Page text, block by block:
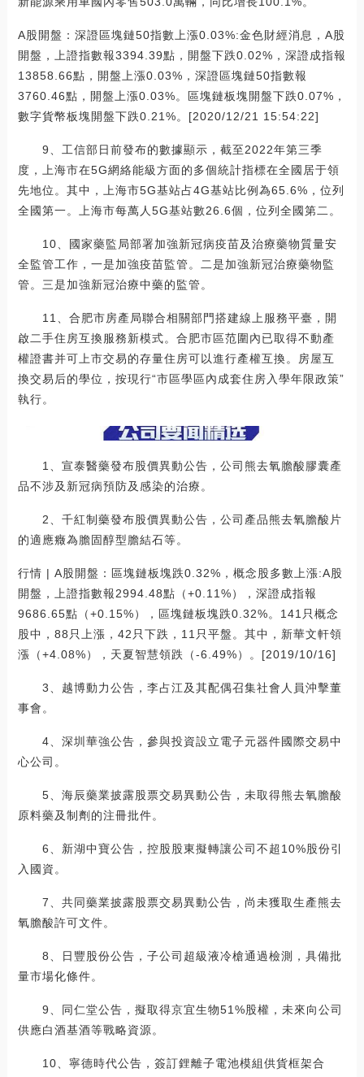
A股開盤：深證區塊鏈50指數上漲0.03%:金色財經消息，A股
開盤，上證指數報3394.39點，開盤下跌0.02%，深證成指報
13858.66點，開盤上漲0.03%，深證區塊鏈50指數報
3760.46點，開盤上漲0.03%。區塊鏈板塊開盤下跌0.07%，
數字貨幣板塊開盤下跌0.21%。[2020/12/21 15:54:22]
9、工信部日前發布的數據顯示，截至2022年第三季
度，上海市在5G網絡能級方面的多個統計指標在全國居于領
先地位。其中，上海市5G基站占4G基站比例為65.6%，位列
全國第一。上海市每萬人5G基站數26.6個，位列全國第二。
10、國家藥監局部署加強新冠病疫苗及治療藥物質量安
全監管工作，一是加強疫苗監管。二是加強新冠治療藥物監
管。三是加強新冠治療中藥的監管。
11、合肥市房產局聯合相關部門搭建線上服務平臺，開
啟二手住房互換服務新模式。合肥市區范圍內已取得不動產
權證書并可上市交易的存量住房可以進行產權互換。房屋互
換交易后的學位，按現行“市區學區內成套住房入學年限政策”
執行。
1、宣泰醫藥發布股價異動公告，公司熊去氧膽酸膠囊產
品不涉及新冠病預防及感染的治療。
2、千紅制藥發布股價異動公告，公司產品熊去氧膽酸片
的適應癥為膽固醇型膽結石等。
行情 | A股開盤：區塊鏈板塊跌0.32%，概念股多數上漲:A股
開盤，上證指數報2994.48點（+0.11%），深證成指報
9686.65點（+0.15%），區塊鏈板塊跌0.32%。141只概念
股中，88只上漲，42只下跌，11只平盤。其中，新華文軒領
漲（+4.08%），天夏智慧領跌（-6.49%）。[2019/10/16]
3、越博動力公告，李占江及其配偶召集社會人員沖擊董
事會。
4、深圳華強公告，參與投資設立電子元器件國際交易中
心公司。
5、海辰藥業披露股票交易異動公告，未取得熊去氧膽酸
原料藥及制劑的注冊批件。
6、新湖中寶公告，控股股東擬轉讓公司不超10%股份引
入國資。
7、共同藥業披露股票交易異動公告，尚未獲取生產熊去
氧膽酸許可文件。
8、日豐股份公告，子公司超級液冷槍通過檢測，具備批
量市場化條件。
9、同仁堂公告，擬取得京宜生物51%股權，未來向公司
供應白酒基酒等戰略資源。
10、寧德時代公告，簽訂鋰離子電池模組供貨框架合